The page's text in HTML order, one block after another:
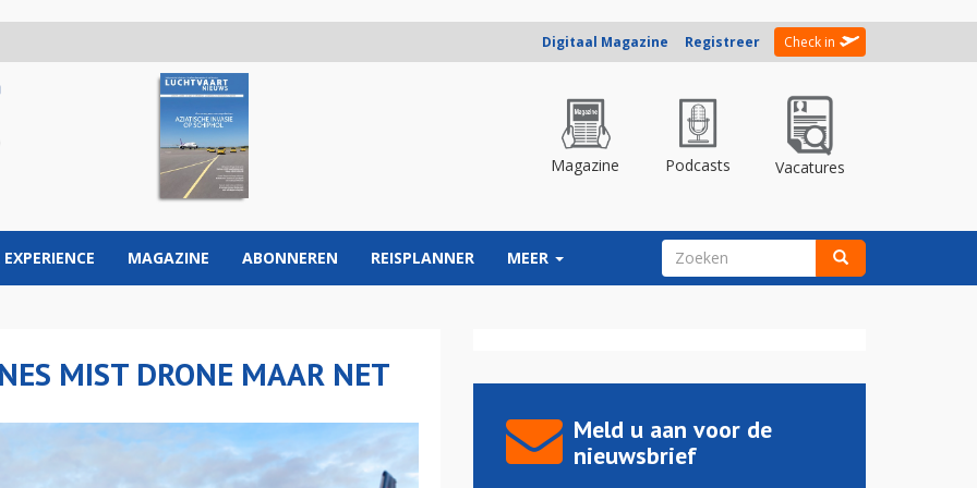
Digitaal Magazine Registreer Check in
Magazine Podcasts Vacatures
EXPERIENCE MAGAZINE ABONNEREN REISPLANNER MEER ZOEKVELD
MIST DRONE MAAR NET
Meld u aan voor de
nieuwsbrief